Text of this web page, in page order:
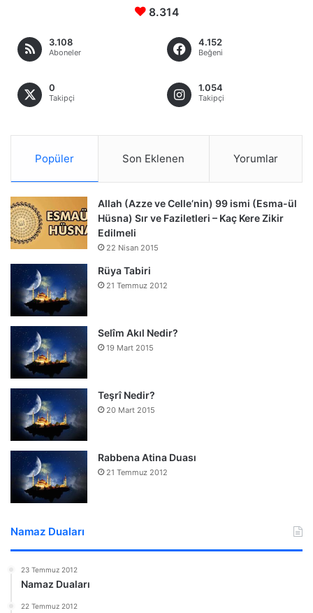
8.314
3.108
Aboneler
4.152
Beğeni
0
Takipçi
1.054
Takipçi
Popüler Son Eklenen Yorumlar
Allah (Azze ve Celle’nin) 99 ismi (Esma-ül
Hüsna) Sır ve Faziletleri – Kaç Kere Zikir
Edilmeli
22 Nisan 2015
Rüya Tabiri
21 Temmuz 2012
Selîm Akıl Nedir?
19 Mart 2015
Teşrî Nedir?
20 Mart 2015
Rabbena Atina Duası
21 Temmuz 2012
Namaz Duaları
23 Temmuz 2012
Namaz Duaları
22 Temmuz 2012